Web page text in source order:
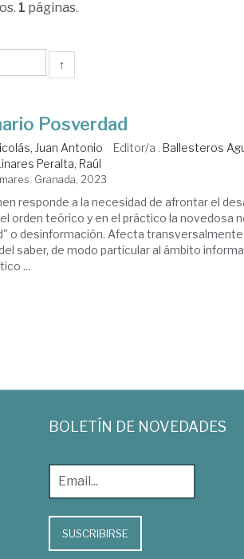
1 páginas.
↑
Posverdad
Juan Antonio Editor/a . Ballesteros
Peralta, Raúl
Granada, 2023
responde a la necesidad de afrontar el
orden teórico y en el práctico la novedosa
o desinformación. Afecta transversalmente
saber, de modo particular al ámbito
...
BOLETÍN DE NOVEDADES
SUSCRIBIRSE